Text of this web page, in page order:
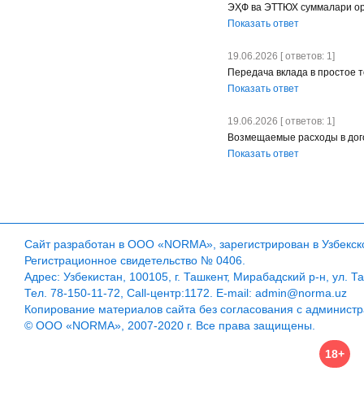
ЭҲФ ва ЭТТЮХ суммалари
Показать ответ
19.06.2026 [ ответов: 1]
Передача вклада в простое
Показать ответ
19.06.2026 [ ответов: 1]
Возмещаемые расходы в
Показать ответ
Сайт разработан в ООО «NORMA», зарегистрирован в
Регистрационное свидетельство № 0406.
Адрес: Узбекистан, 100105, г. Ташкент, Мирабадский р-н, ул.
Тел. 78-150-11-72, Call-центр:1172. E-mail: admin@norma.uz
Копирование материалов сайта без согласования с
© ООО «NORMA», 2007-2020 г. Все права защищены.
18+